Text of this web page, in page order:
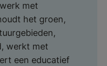
met
het groen,
werkt met
een educatief